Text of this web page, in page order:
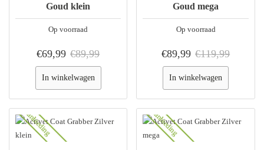
Op voorraad
Goud klein
€69,99 €89,99
In winkelwagen
Op voorraad
Goud mega
€89,99 €119,99
In winkelwagen
Aanbieding Aanbieding